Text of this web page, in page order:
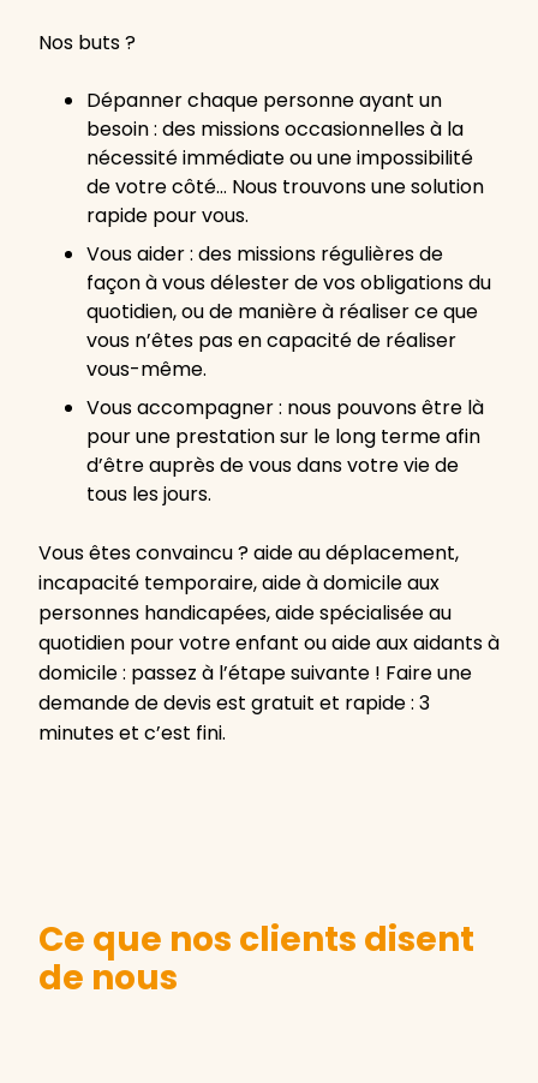
Nos buts ?
Dépanner chaque personne ayant un
besoin : des missions occasionnelles à la
nécessité immédiate ou une impossibilité
de votre côté… Nous trouvons une solution
rapide pour vous.
Vous aider : des missions régulières de
façon à vous délester de vos obligations du
quotidien, ou de manière à réaliser ce que
vous n’êtes pas en capacité de réaliser
vous-même.
Vous accompagner : nous pouvons être là
pour une prestation sur le long terme afin
d’être auprès de vous dans votre vie de
tous les jours.
Vous êtes convaincu ? aide au déplacement,
incapacité temporaire, aide à domicile aux
personnes handicapées, aide spécialisée au
quotidien pour votre enfant ou aide aux aidants à
domicile : passez à l’étape suivante ! Faire une
demande de devis est gratuit et rapide : 3
minutes et c’est fini.
Ce que nos clients disent
de nous